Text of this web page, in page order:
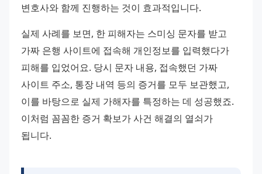
변호사와 함께 진행하는 것이 효과적입니다.
실제 사례를 보면, 한 피해자는 스미싱 문자를 받고
가짜 은행 사이트에 접속해 개인정보를 입력했다가
피해를 입었어요. 당시 문자 내용, 접속했던 가짜
사이트 주소, 통장 내역 등의 증거를 모두 보관했고,
이를 바탕으로 실제 가해자를 특정하는 데 성공했죠.
이처럼 꼼꼼한 증거 확보가 사건 해결의 열쇠가
됩니다.